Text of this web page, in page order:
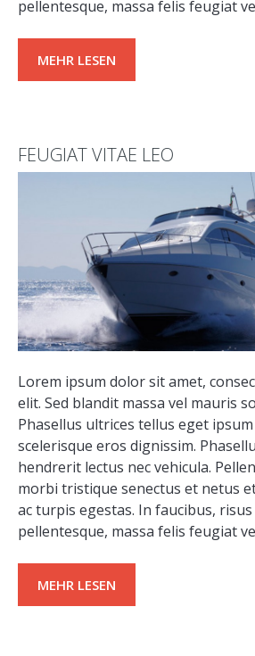
pellentesque, massa felis feugiat
MEHR LESEN
FEUGIAT VITAE LEO
Lorem ipsum dolor sit amet,
elit. Sed blandit massa vel mauris
Phasellus ultrices tellus eget
scelerisque eros dignissim.
hendrerit lectus nec vehicula.
morbi tristique senectus et netus
ac turpis egestas. In faucibus,
pellentesque, massa felis feugiat
MEHR LESEN